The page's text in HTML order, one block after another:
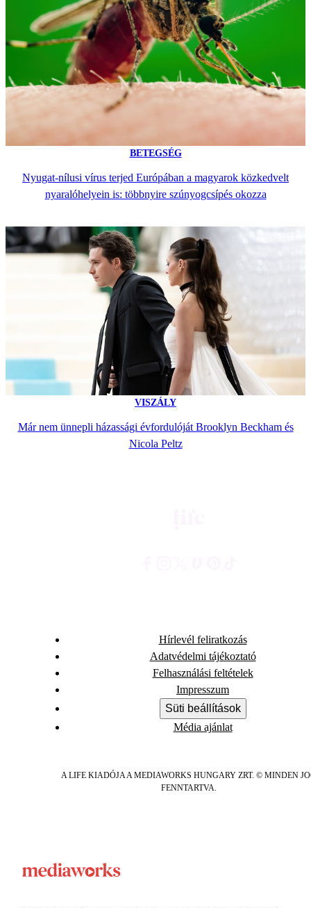
BETEGSÉG
Nyugat-nílusi vírus terjed Európában a magyarok közkedvelt
nyaralóhelyein is: többnyire szúnyogcsípés okozza
VISZÁLY
Már nem ünnepli házassági évfordulóját Brooklyn Beckham és
Nicola Peltz
Hírlevél feliratkozás
Adatvédelmi tájékoztató
Felhasználási feltételek
Impresszum
Süti beállítások
Média ajánlat
A LIFE KIADÓJA A MEDIAWORKS HUNGARY ZRT. © MINDEN
FENNTARTVA.